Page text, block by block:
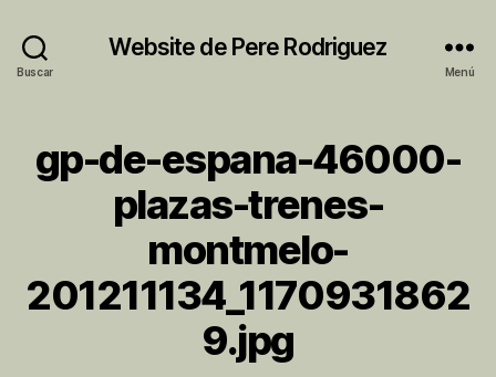
Buscar
Website de Pere Rodriguez
Menú
gp-de-espana-46000-
plazas-trenes-
montmelo-
201211134_1170931862
9.jpg
o
r